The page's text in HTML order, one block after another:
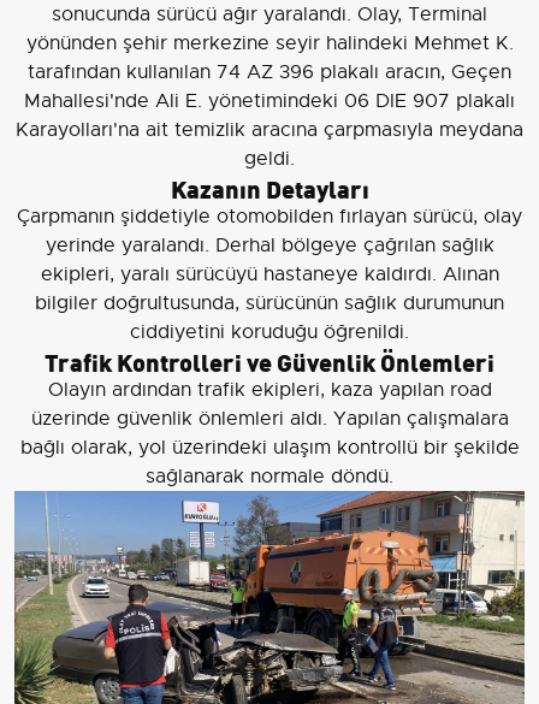
sonucunda sürücü ağır yaralandı. Olay, Terminal
yönünden şehir merkezine seyir halindeki Mehmet K.
tarafından kullanılan 74 AZ 396 plakalı aracın, Geçen
Mahallesi'nde Ali E. yönetimindeki 06 DIE 907 plakalı
Karayolları'na ait temizlik aracına çarpmasıyla meydana
geldi.
Kazanın Detayları
Çarpmanın şiddetiyle otomobilden fırlayan sürücü, olay
yerinde yaralandı. Derhal bölgeye çağrılan sağlık
ekipleri, yaralı sürücüyü hastaneye kaldırdı. Alınan
bilgiler doğrultusunda, sürücünün sağlık durumunun
ciddiyetini koruduğu öğrenildi.
Trafik Kontrolleri ve Güvenlik Önlemleri
Olayın ardından trafik ekipleri, kaza yapılan road
üzerinde güvenlik önlemleri aldı. Yapılan çalışmalara
bağlı olarak, yol üzerindeki ulaşım kontrollü bir şekilde
sağlanarak normale döndü.